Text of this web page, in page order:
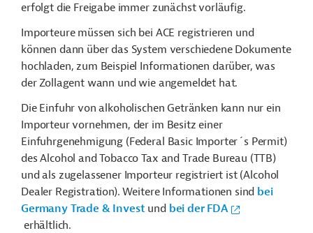
erfolgt die Freigabe immer zunächst vorläufig.
Importeure müssen sich bei ACE registrieren und
können dann über das System verschiedene Dokumente
hochladen, zum Beispiel Informationen darüber, was
der Zollagent wann und wie angemeldet hat.
Die Einfuhr von alkoholischen Getränken kann nur ein
Importeur vornehmen, der im Besitz einer
Einfuhrgenehmigung (Federal Basic Importer´s Permit)
des Alcohol and Tobacco Tax and Trade Bureau (TTB)
und als zugelassener Importeur registriert ist (Alcohol
Dealer Registration). Weitere Informationen sind bei
Germany Trade & Invest und bei der FDA
erhältlich.